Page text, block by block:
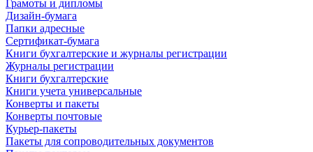
Грамоты и дипломы
Дизайн-бумага
Папки адресные
Сертификат-бумага
Книги бухгалтерские и журналы регистрации
Журналы регистрации
Книги бухгалтерские
Книги учета универсальные
Конверты и пакеты
Конверты почтовые
Курьер-пакеты
Пакеты для сопроводительных документов